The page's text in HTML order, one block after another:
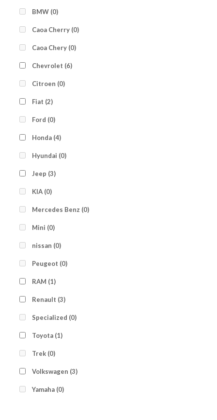
BMW (0)
Caoa Cherry (0)
Caoa Chery (0)
Chevrolet (6)
Citroen (0)
Fiat (2)
Ford (0)
Honda (4)
Hyundai (0)
Jeep (3)
KIA (0)
Mercedes Benz (0)
Mini (0)
nissan (0)
Peugeot (0)
RAM (1)
Renault (3)
Specialized (0)
Toyota (1)
Trek (0)
Volkswagen (3)
Yamaha (0)